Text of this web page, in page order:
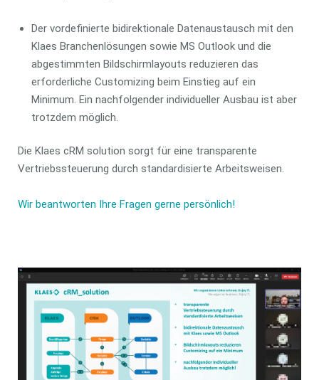
Der vordefinierte bidirektionale Datenaustausch mit den
Klaes Branchenlösungen sowie MS Outlook und die
abgestimmten Bildschirmlayouts reduzieren das
erforderliche Customizing beim Einstieg auf ein
Minimum. Ein nachfolgender individueller Ausbau ist aber
trotzdem möglich.
Die Klaes cRM solution sorgt für eine transparente
Vertriebssteuerung durch standardisierte Arbeitsweisen.
Wir beantworten Ihre Fragen gerne persönlich!